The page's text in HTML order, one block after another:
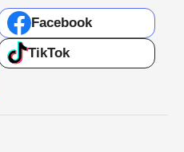
Facebook
TikTok